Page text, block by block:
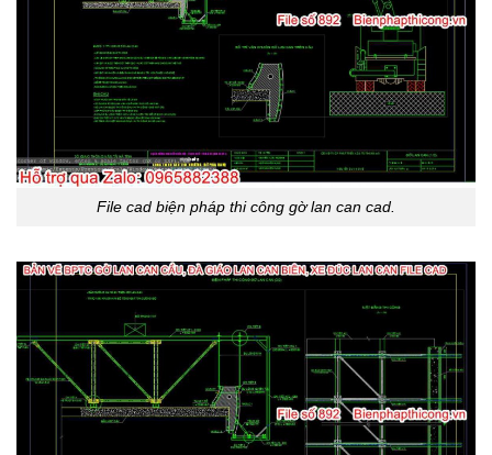
File cad biện pháp thi công gờ lan can cad.